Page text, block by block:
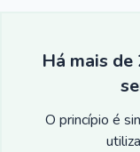
Há mais
O princípio é